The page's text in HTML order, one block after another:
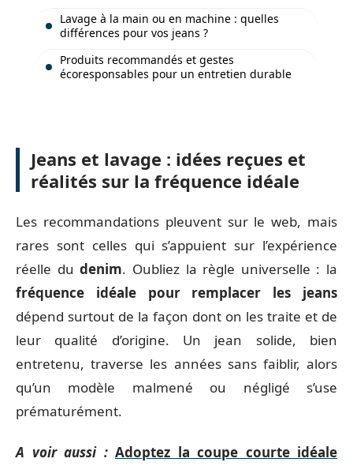
Lavage à la main ou en machine : quelles
différences pour vos jeans ?
Produits recommandés et gestes
écoresponsables pour un entretien durable
Jeans et lavage : idées reçues et
réalités sur la fréquence idéale
Les recommandations pleuvent sur le web, mais
rares sont celles qui s’appuient sur l’expérience
réelle dudenim. Oubliez la règle universelle : la
fréquence idéale pour remplacer les jeans
dépend surtout de la façon dont on les traite et de
leur qualité d’origine. Un jean solide, bien
entretenu, traverse les années sans faiblir, alors
qu’un modèle malmené ou négligé s’use
prématurément.
A voir aussi : Adoptez la coupe courte idéale